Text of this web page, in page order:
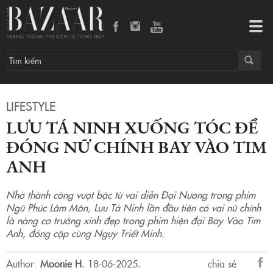
LIFESTYLE
LƯU TÁ NINH XUỐNG TÓC ĐỂ
ĐÓNG NỮ CHÍNH BAY VÀO TIM
ANH
Nhờ thành công vượt bậc từ vai diễn Đại Nương trong phim
Ngũ Phúc Lâm Môn, Lưu Tá Ninh lần đầu tiên có vai nữ chính
là nàng cơ trưởng xinh đẹp trong phim hiện đại Bay Vào Tim
Anh, đóng cặp cùng Ngụy Triết Minh.
Author: Moonie H. 18-06-2025.
chia sẻ